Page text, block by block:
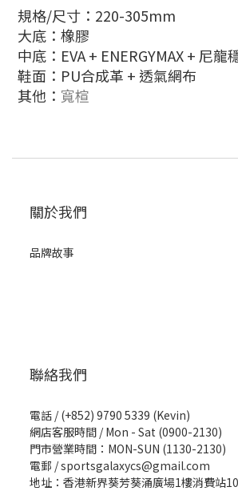
規格/尺寸： 220-305mm
大底： 橡膠
中底： EVA + ENERGYMAX + 尼龍
鞋面： PU合成革 + 透氣網布
其他： 寬楦
關於我們
品牌故事
聯絡我們
電話 / (+852) 9790 5339 (Kevin)
網店客服時間 / Mon - Sat (0900-2130)
門市營業時間：MON-SUN (1130-2130)
電郵 / sportsgalaxycs@gmail.com
地址：香港新界葵芳葵涌廣場1樓消費站